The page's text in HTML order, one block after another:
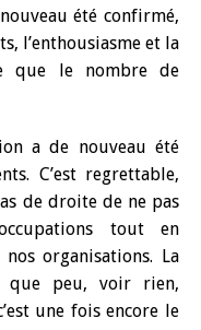
été confirmé,
l’enthousiasme et la
que le nombre de
a de nouveau été
C’est regrettable,
de droite de ne pas
tout en
organisations. La
que peu, voir rien,
une fois encore le